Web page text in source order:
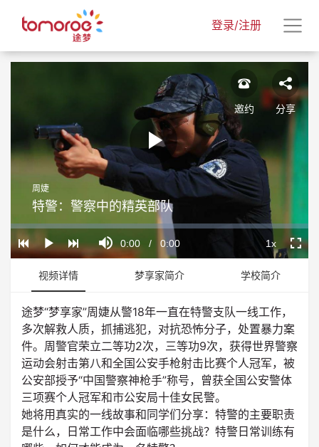
登录/注册
Play
Video
Play
Current
Time
0:00 / Duration
0:00
Loaded:
0%
Progress:
0%
Playback
Rate
1x
周婕
特警：警察中的精英部队
邀约 分享
视频详情 梦享家简介 学校简介
途梦“梦享家”周婕从警18年一直在特警支队一线工作，
多次解救人质，抓捕逃犯，对抗恐怖分子，处置暴力案
件。周警官荣立二等功2次，三等功9次，获得世界警察
运动会射击第八和全国公安手枪射击比赛个人冠军，被
公安部授予“中国警察神枪手”称号，曾获全国公安警体
三项赛个人冠军和市公安局十佳女民警。
她将用真实的一线故事和同学们分享：特警的主要职责
是什么，日常工作中会面临哪些挑战？特警日常训练有